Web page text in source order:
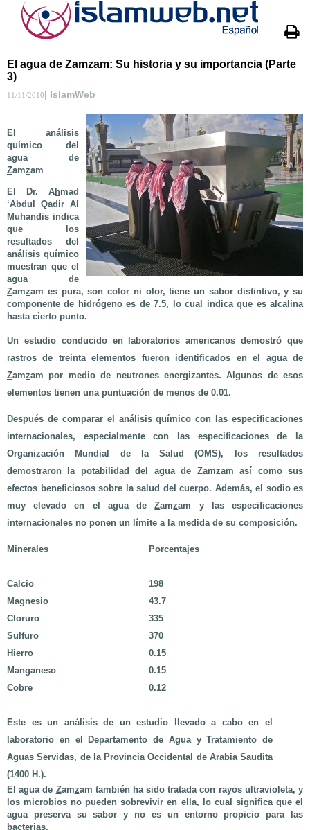
El agua de Zamzam: Su historia y su importancia (Parte
3)
11/11/2010| IslamWeb
El análisis
químico del
agua de
Zamzam
El Dr. Ahmad
‘Abdul Qadir Al
Muhandis indica
que los
resultados del
análisis químico
muestran que el
agua de
Zamzam es pura, son color ni olor, tiene un sabor distintivo, y su
componente de hidrógeno es de 7.5, lo cual indica que es alcalina
hasta cierto punto.
Un estudio conducido en laboratorios americanos demostró que
rastros de treinta elementos fueron identificados en el agua de
Zamzam por medio de neutrones energizantes. Algunos de esos
elementos tienen una puntuación de menos de 0.01.
Después de comparar el análisis químico con las especificaciones
internacionales, especialmente con las especificaciones de la
Organización Mundial de la Salud (OMS), los resultados
demostraron la potabilidad del agua de Zamzam así como sus
efectos beneficiosos sobre la salud del cuerpo. Además, el sodio es
muy elevado en el agua deZamzam y las especificaciones
internacionales no ponen un límite a la medida de su composición.
Minerales Porcentajes
Calcio
198
Magnesio
43.7
Cloruro
335
Sulfuro
370
Hierro
0.15
Manganeso
0.15
Cobre
0.12
Este es un análisis de un estudio llevado a cabo en el
laboratorio en el Departamento de Agua y Tratamiento de
Aguas Servidas, de la Provincia Occidental de Arabia Saudita
(1400 H.).
El agua de Zamzam también ha sido tratada con rayos ultravioleta, y
los microbios no pueden sobrevivir en ella, lo cual significa que el
agua preserva su sabor y no es un entorno propicio para las
bacterias.